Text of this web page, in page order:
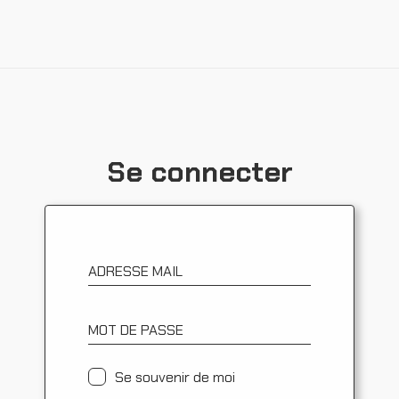
Se connecter
ADRESSE MAIL
MOT DE PASSE
Se souvenir de moi